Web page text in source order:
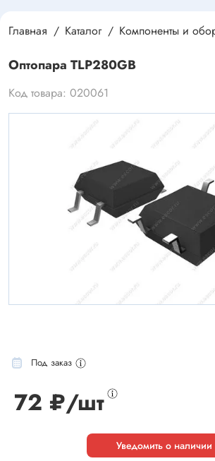
Главная Каталог Компоненты и
Оптопара TLP280GB
Код товара: 020061
Под заказ
72 ₽/шт
Уведомить о наличии